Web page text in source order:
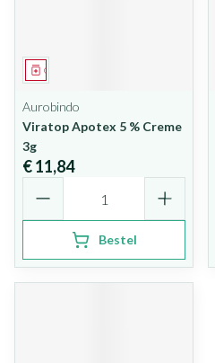
Geneesmiddel
Aurobindo
Viratop Apotex 5 % Creme
3g
€ 11,84
Bestel